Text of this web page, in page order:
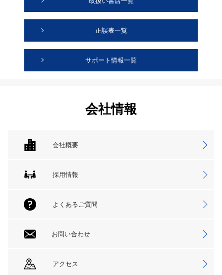
正誤表一覧
サポート情報一覧
会社情報
会社概要
採用情報
よくあるご質問
お問い合わせ
アクセス